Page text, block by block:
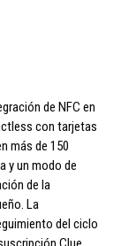
de NFC en
con tarjetas
más de 150
y un modo de
de la
La
del ciclo